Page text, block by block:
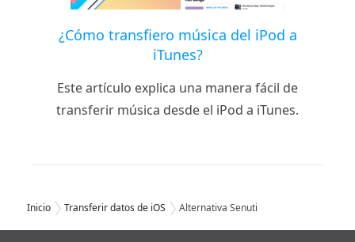
¿Cómo transfiero música del iPod a
iTunes?
Este artículo explica una manera fácil de
transferir música desde el iPod a iTunes.
Inicio Transferir datos de iOS Alternativa Senuti